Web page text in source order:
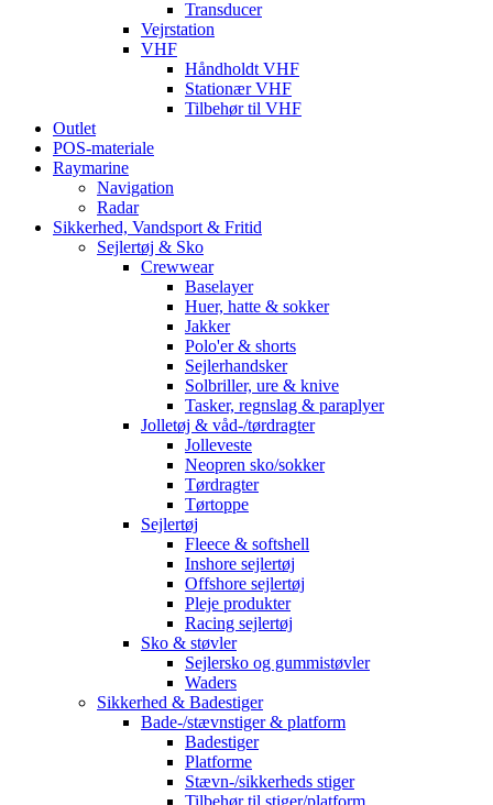
Transducer
Vejrstation
VHF
Håndholdt VHF
Stationær VHF
Tilbehør til VHF
Outlet
POS-materiale
Raymarine
Navigation
Radar
Sikkerhed, Vandsport & Fritid
Sejlertøj & Sko
Crewwear
Baselayer
Huer, hatte & sokker
Jakker
Polo'er & shorts
Sejlerhandsker
Solbriller, ure & knive
Tasker, regnslag & paraplyer
Jolletøj & våd-/tørdragter
Jolleveste
Neopren sko/sokker
Tørdragter
Tørtoppe
Sejlertøj
Fleece & softshell
Inshore sejlertøj
Offshore sejlertøj
Pleje produkter
Racing sejlertøj
Sko & støvler
Sejlersko og gummistøvler
Waders
Sikkerhed & Badestiger
Bade-/stævnstiger & platform
Badestiger
Platforme
Stævn-/sikkerheds stiger